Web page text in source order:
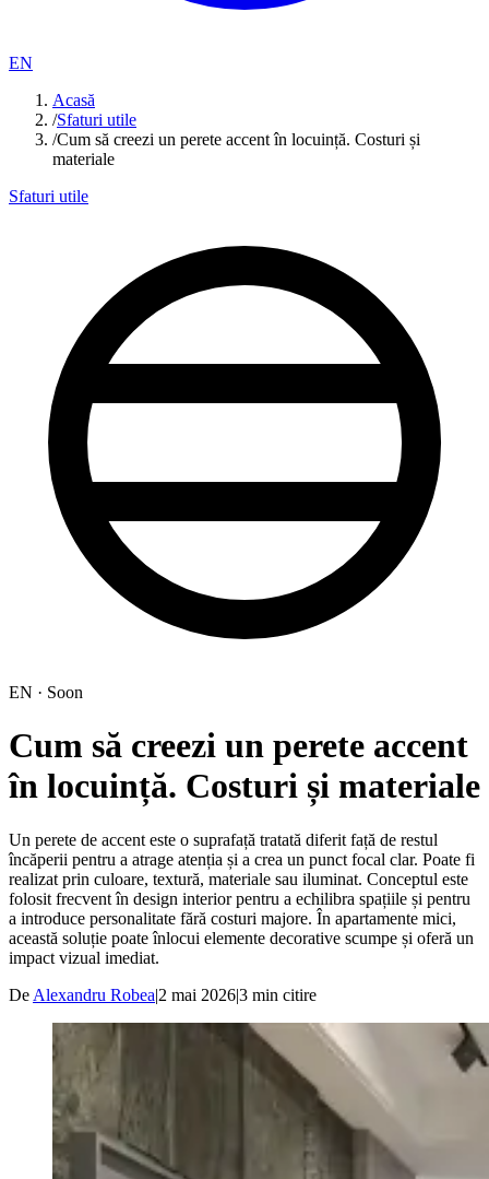
EN
Acasă
/Sfaturi utile
/Cum să creezi un perete accent în locuință. Costuri și
materiale
Sfaturi utile
EN · Soon
Cum să creezi un perete accent
în locuință. Costuri și materiale
Un perete de accent este o suprafață tratată diferit față de restul
încăperii pentru a atrage atenția și a crea un punct focal clar. Poate fi
realizat prin culoare, textură, materiale sau iluminat. Conceptul este
folosit frecvent în design interior pentru a echilibra spațiile și pentru
a introduce personalitate fără costuri majore. În apartamente mici,
această soluție poate înlocui elemente decorative scumpe și oferă un
impact vizual imediat.
De Alexandru Robea|2 mai 2026|3 min citire